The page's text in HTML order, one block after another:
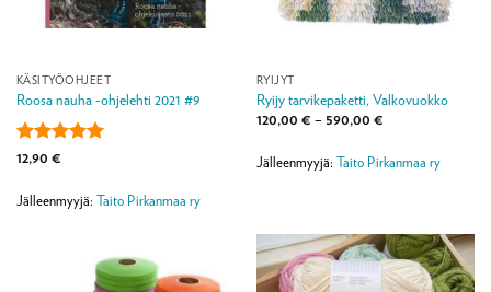
KÄSITYÖOHJEET
Roosa nauha -ohjelehti 2021 #9
Arvostelu
/ 5
12,90 €
Jälleenmyyjä: Taito Pirkanmaa ry
RYIJYT
Ryijy tarvikepaketti, Valkovuokko
120,00 € – 590,00 €Hintaluokka:
590,00 €
Jälleenmyyjä: Taito Pirkanmaa ry